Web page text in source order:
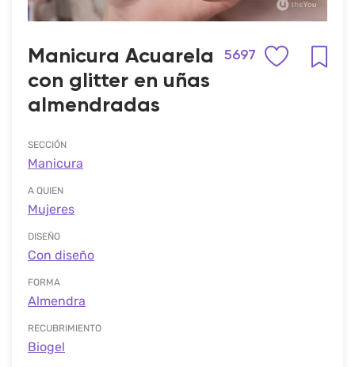
Manicura Acuarela
con glitter en uñas
almendradas
5697
SECCIÓN
Manicura
A QUIEN
Mujeres
DISEÑO
Con diseño
FORMA
Almendra
RECUBRIMIENTO
Biogel